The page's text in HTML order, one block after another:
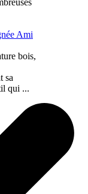
Ami
bois,
sa
qui ...